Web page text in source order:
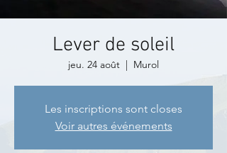
Lever de soleil
jeu. 24 août
  |
Murol
Les inscriptions sont closes
Voir autres événements